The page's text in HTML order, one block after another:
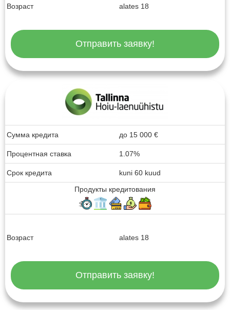
Возраст alates 18
Отправить заявку!
Сумма кредита до 15 000 €
Процентная ставка 1.07%
Срок кредита
kuni 60 kuud
Продукты кредитования
Возраст alates 18
Отправить заявку!